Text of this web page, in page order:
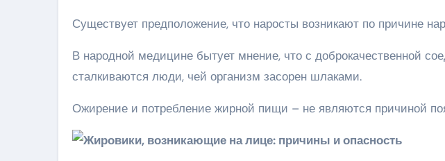
Существует предположение, что наросты возникают по причине
В народной медицине бытует мнение, что с доброкачественной
сталкиваются люди, чей организм засорен шлаками.
Ожирение и потребление жирной пищи – не являются причиной